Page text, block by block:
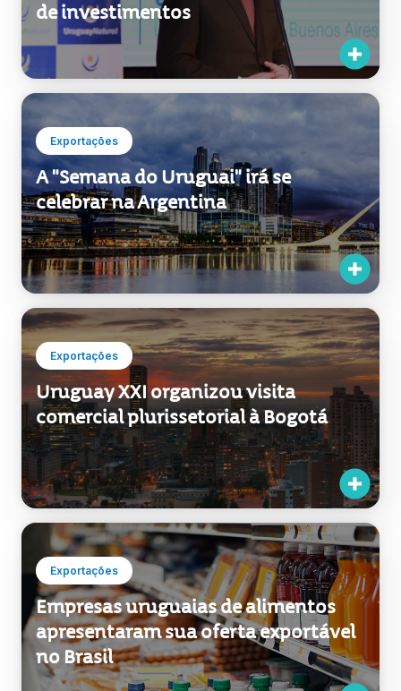
Exportações
O Uruguai apresentou em Buenos
Aires suas qualidades como destino
de investimentos
Exportações
A "Semana do Uruguai" irá se
celebrar na Argentina
Exportações
Uruguay XXI organizou visita
comercial plurissetorial à Bogotá
Exportações